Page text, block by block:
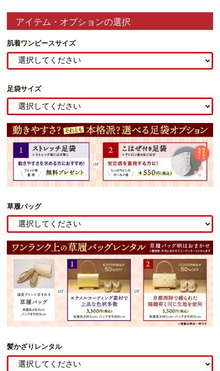
アイテム・オプションの選択
肌着ワンピースサイズ
足袋サイズ
草履バッグ
髪かざりレンタル